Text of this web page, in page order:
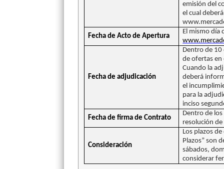
emisión del
el cual
Fecha de Acto de Apertura
El mismo día
Fecha de adjudicación
Dentro de 10
de ofertas
Cuando la
deberá
el
para la
inciso
Fecha de firma de Contrato
Dentro de
resolución
Consideración
Los plazos
Plazos” son
sábados,
considerar